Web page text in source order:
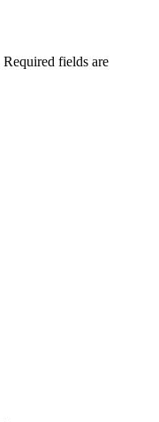
Required fields are